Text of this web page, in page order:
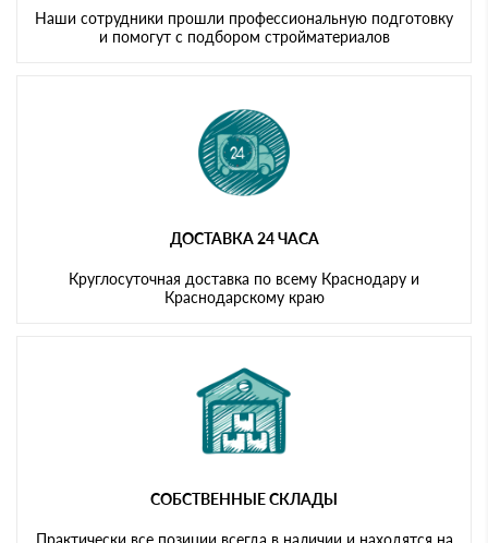
Наши сотрудники прошли профессиональную подготовку
и помогут с подбором стройматериалов
ДОСТАВКА 24 ЧАСА
Круглосуточная доставка по всему Краснодару и
Краснодарскому краю
СОБСТВЕННЫЕ СКЛАДЫ
Практически все позиции всегда в наличии и находятся на